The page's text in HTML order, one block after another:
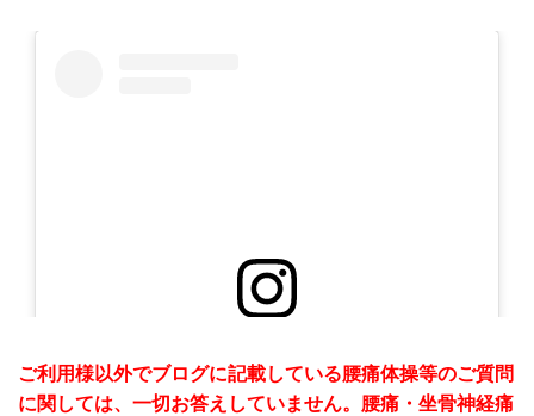
ご利用様以外でブログに記載している腰痛体操等のご質問
に関しては、一切お答えしていません。腰痛・坐骨神経痛